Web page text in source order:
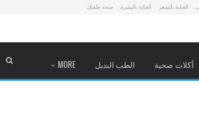
العناية بالشعر العناية بالبشرة صحة طفلك
أكلات صحية الطب البديل MORE